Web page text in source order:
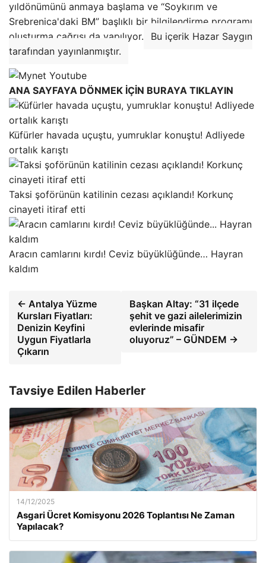
yıldönümünü anmaya başlama ve “Soykırım ve
Srebrenica'daki BM” başlıklı bir bilgilendirme programı
oluşturma çağrısı da yapılıyor.
Bu içerik Hazar Saygın
tarafından yayınlanmıştır.
ANA SAYFAYA DÖNMEK İÇİN BURAYA TIKLAYIN
Küfürler havada uçuştu, yumruklar konuştu! Adliyede
ortalık karıştı
Taksi şoförünün katilinin cezası açıklandı! Korkunç
cinayeti itiraf etti
Aracın camlarını kırdı! Ceviz büyüklüğünde… Hayran
kaldım
← Antalya Yüzme
Kursları Fiyatları:
Denizin Keyfini
Uygun Fiyatlarla
Çıkarın
Başkan Altay: “31 ilçede
şehit ve gazi ailelerimizin
evlerinde misafir
oluyoruz” – GÜNDEM →
Tavsiye Edilen Haberler
14/12/2025
Asgari Ücret Komisyonu 2026 Toplantısı Ne Zaman
Yapılacak?